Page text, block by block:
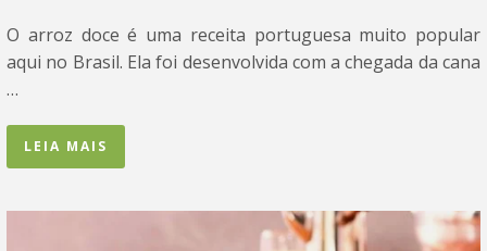
O arroz doce é uma receita portuguesa muito popular
aqui no Brasil. Ela foi desenvolvida com a chegada da cana
…
LEIA MAIS